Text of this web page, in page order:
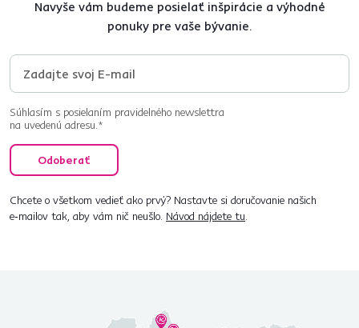
Navyše vám budeme posielať inšpirácie a výhodné
ponuky pre vaše bývanie.
Súhlasím s posielaním pravidelného newslettra
na uvedenú adresu.*
Odoberať
Chcete o všetkom vedieť ako prvý? Nastavte si doručovanie našich
e‑mailov tak, aby vám nič neušlo. Návod nájdete tu.